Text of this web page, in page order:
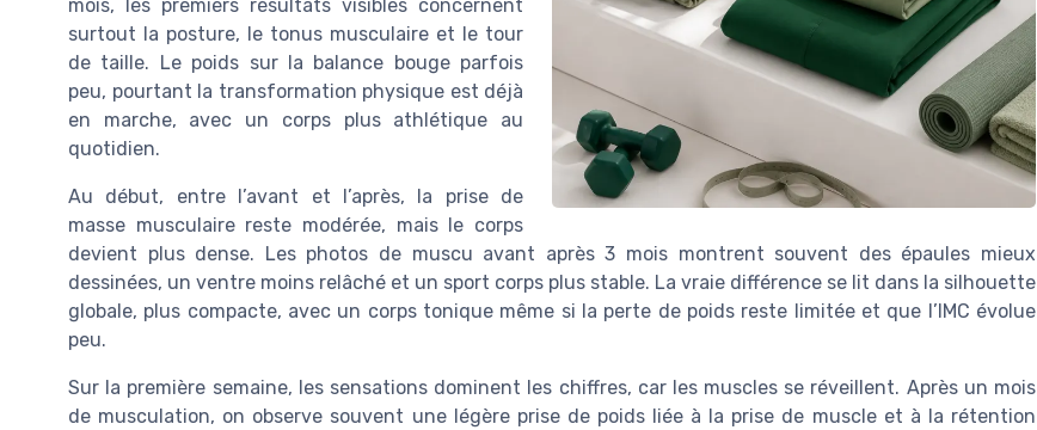
mois, les premiers résultats visibles concernent
surtout la posture, le tonus musculaire et le tour
de taille. Le poids sur la balance bouge parfois
peu, pourtant la transformation physique est déjà
en marche, avec un corps plus athlétique au
quotidien.
Au début, entre l’avant et l’après, la prise de
masse musculaire reste modérée, mais le corps
devient plus dense. Les photos de muscu avant après 3 mois montrent souvent des épaules mieux
dessinées, un ventre moins relâché et un sport corps plus stable. La vraie différence se lit dans la silhouette
globale, plus compacte, avec un corps tonique même si la perte de poids reste limitée et que l’IMC évolue
peu.
Sur la première semaine, les sensations dominent les chiffres, car les muscles se réveillent. Après un mois
de musculation, on observe souvent une légère prise de poids liée à la prise de muscle et à la rétention